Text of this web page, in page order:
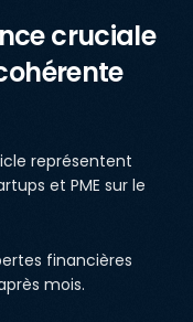
cruciale
représentent
et PME sur le
financières
mois.